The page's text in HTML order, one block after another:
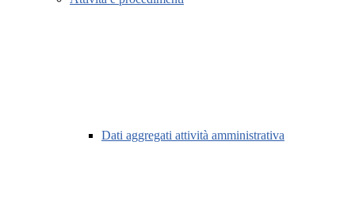
Dati aggregati attività amministrativa